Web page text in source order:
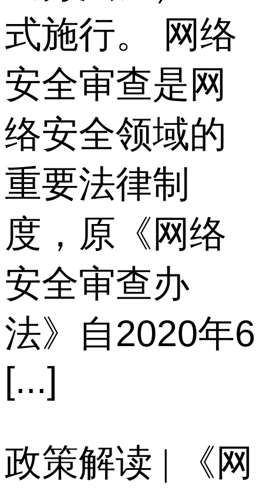
式施行。 网络
安全审查是网
络安全领域的
重要法律制
度，原《网络
安全审查办
法》自2020年6
[...]
政策解读 | 《网